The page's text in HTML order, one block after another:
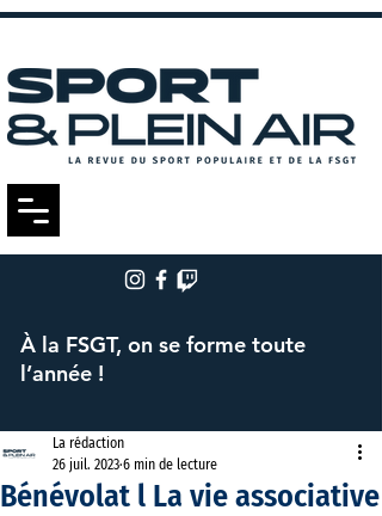
À la FSGT, on se forme toute
l’année !
Bénévolat l La vie associative
La rédaction
26 juil. 2023 6 min de lecture